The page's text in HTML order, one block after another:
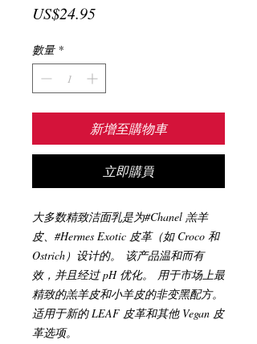
US$24.95價
數量 *
新增至購物車
立即購買
大多数精致洁面乳是为#Chanel 羔羊
皮、#Hermes Exotic 皮革（如 Croco 和
Ostrich）设计的。 该产品温和而有
效，并且经过 pH 优化。 用于市场上最
精致的羔羊皮和小羊皮的非变黑配方。
适用于新的 LEAF 皮革和其他 Vegan 皮
革选项。